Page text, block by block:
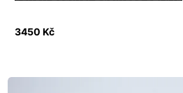
3450 Kč